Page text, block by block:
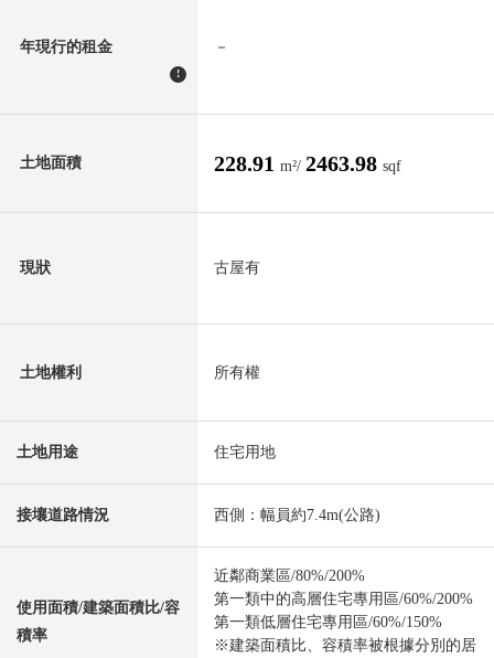
年現行的租金
!
－
土地面積 228.91 m²/ 2463.98 sqf
現狀 古屋有
土地權利 所有權
土地用途 住宅用地
接壤道路情況 西側：幅員約7.4m(公路)
使用面積/建築面積比/容
積率
近鄰商業區/80%/200%
第一類中的高層住宅專用區/60%/200%
第一類低層住宅專用區/60%/150%
※建築面積比、容積率被根據分別的居